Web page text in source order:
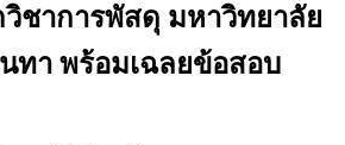
ชาการพัสดุ มหาวิทยาลัย
ทา พร้อมเฉลยข้อสอบ